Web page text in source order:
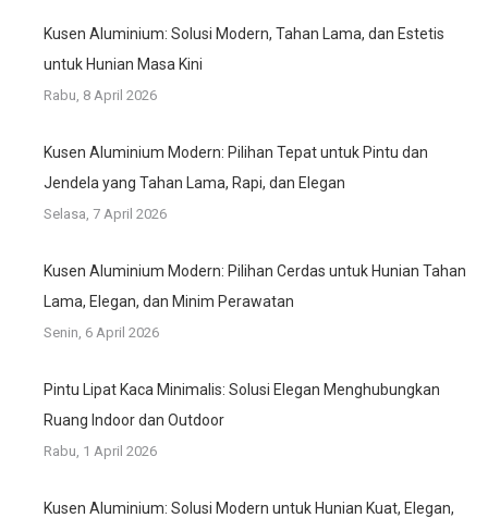
Kusen Aluminium: Solusi Modern, Tahan Lama, dan Estetis
untuk Hunian Masa Kini
Rabu, 8 April 2026
Kusen Aluminium Modern: Pilihan Tepat untuk Pintu dan
Jendela yang Tahan Lama, Rapi, dan Elegan
Selasa, 7 April 2026
Kusen Aluminium Modern: Pilihan Cerdas untuk Hunian Tahan
Lama, Elegan, dan Minim Perawatan
Senin, 6 April 2026
Pintu Lipat Kaca Minimalis: Solusi Elegan Menghubungkan
Ruang Indoor dan Outdoor
Rabu, 1 April 2026
Kusen Aluminium: Solusi Modern untuk Hunian Kuat, Elegan,